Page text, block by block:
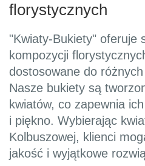
florystycznych
"Kwiaty-Bukiety" oferuje
kompozycji
dostosowane do
Nasze bukiety są
kwiatów, co zapewnia
i piękno. Wybierając
Kolbuszowej, klienci
jakość i wyjątkowe